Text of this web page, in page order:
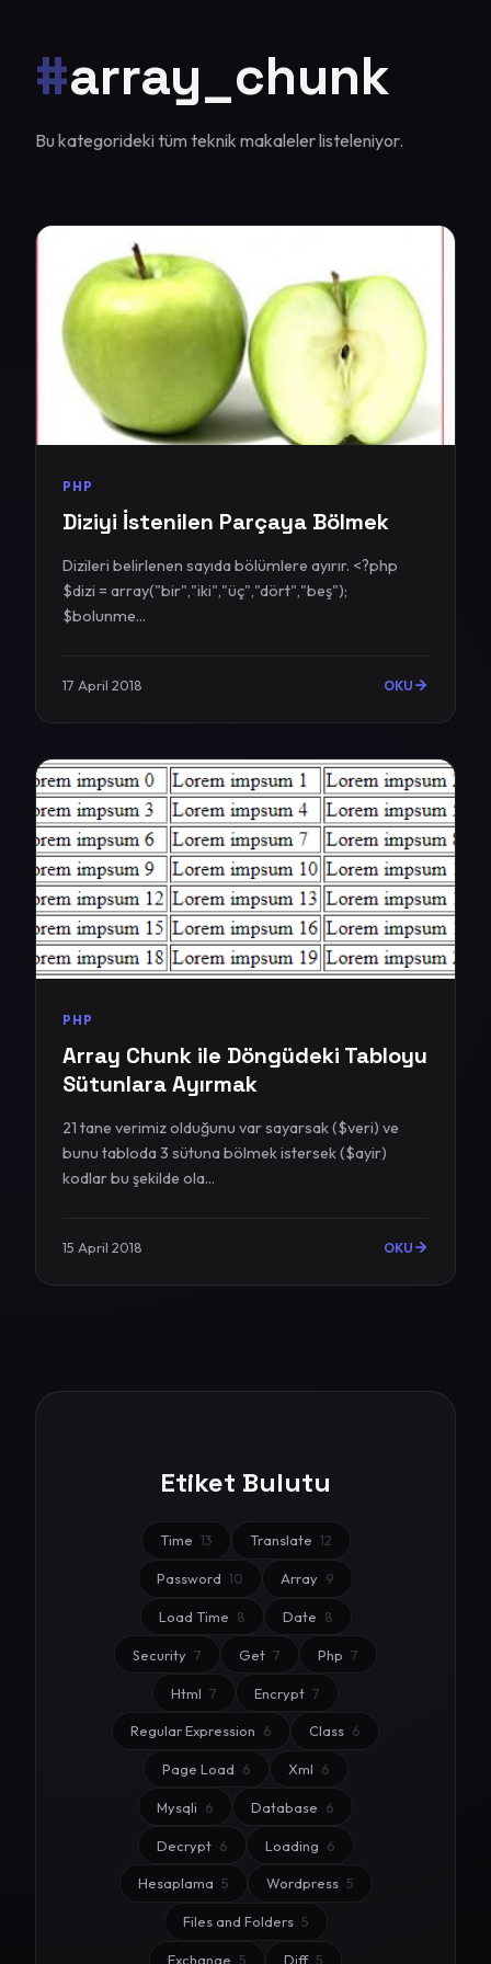
#array_chunk
Bu kategorideki tüm teknik makaleler listeleniyor.
PHP
Diziyi İstenilen Parçaya Bölmek
Dizileri belirlenen sayıda bölümlere ayırır. <?php
$dizi = array("bir","iki","üç","dört","beş");
$bolunme...
17 April 2018 OKU
PHP
Array Chunk ile Döngüdeki Tabloyu
Sütunlara Ayırmak
21 tane verimiz olduğunu var sayarsak ($veri) ve
bunu tabloda 3 sütuna bölmek istersek ($ayir)
kodlar bu şekilde ola...
15 April 2018 OKU
Etiket Bulutu
Time 13 Translate 12
Password 10 Array 9
Load Time 8 Date 8
Security 7 Get 7 Php 7
Html 7 Encrypt 7
Regular Expression 6 Class 6
Page Load 6 Xml 6
Mysqli 6 Database 6
Decrypt 6 Loading 6
Hesaplama 5 Wordpress 5
Files and Folders 5
Exchange 5 Diff 5